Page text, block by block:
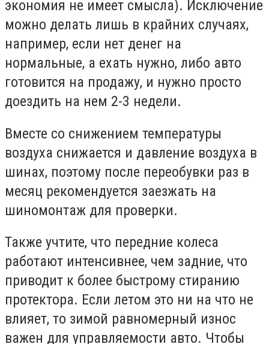
экономия не имеет смысла). Исключение
можно делать лишь в крайних случаях,
например, если нет денег на
нормальные, а ехать нужно, либо авто
готовится на продажу, и нужно просто
доездить на нем 2-3 недели.
Вместе со снижением температуры
воздуха снижается и давление воздуха в
шинах, поэтому после переобувки раз в
месяц рекомендуется заезжать на
шиномонтаж для проверки.
Также учтите, что передние колеса
работают интенсивнее, чем задние, что
приводит к более быстрому стиранию
протектора. Если летом это ни на что не
влияет, то зимой равномерный износ
важен для управляемости авто. Чтобы